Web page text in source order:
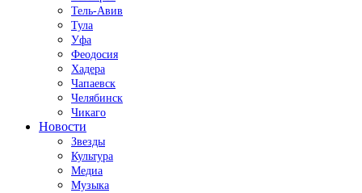
Тель-Авив
Тула
Уфа
Феодосия
Хадера
Чапаевск
Челябинск
Чикаго
Новости
Звезды
Культура
Медиа
Музыка